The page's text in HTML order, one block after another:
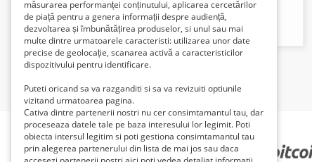
Mobil- 0729676777 - Tel./fax 0341412849. e-mail -
alfaconst@gmail.com - www.alfa.aaz.ro
măsurarea performanței conținutului, aplicarea cercetărilor
de piață pentru a genera informații despre audiență,
dezvoltarea și îmbunătățirea produselor, si unul sau mai
multe dintre urmatoarele caracteristi: utilizarea unor date
precise de geolocație, scanarea activă a caracteristicilor
dispozitivului pentru identificare.
Puteti oricand sa va razganditi si sa va revizuiti optiunile
vizitand urmatoarea pagina.
Cativa dintre partenerii nostri nu cer consimtamantul tau, dar
proceseaza datele tale pe baza interesului lor legimit. Poti
obiecta intersul legitim si poti gestiona consimtamantul tau
prin alegerea partenerului din lista de mai jos sau daca
PARTENERII NOȘTRI